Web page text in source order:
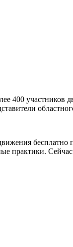
400 участников
бесплатно
практики.